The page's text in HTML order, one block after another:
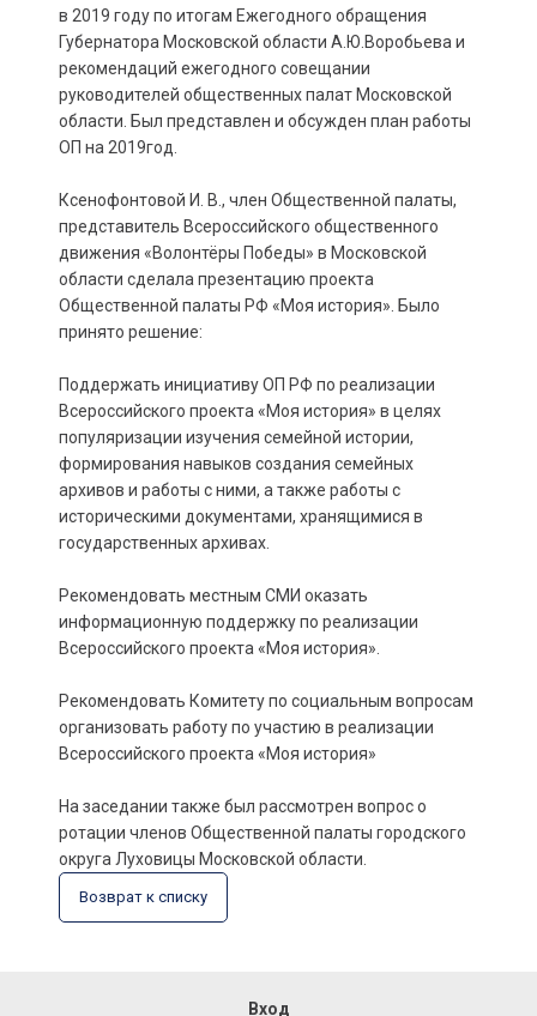
в 2019 году по итогам Ежегодного обращения
Губернатора Московской области А.Ю.Воробьева и
рекомендаций ежегодного совещании
руководителей общественных палат Московской
области. Был представлен и обсужден план работы
ОП на 2019год.
Ксенофонтовой И. В., член Общественной палаты,
представитель Всероссийского общественного
движения «Волонтёры Победы» в Московской
области сделала презентацию проекта
Общественной палаты РФ «Моя история». Было
принято решение:
Поддержать инициативу ОП РФ по реализации
Всероссийского проекта «Моя история» в целях
популяризации изучения семейной истории,
формирования навыков создания семейных
архивов и работы с ними, а также работы с
историческими документами, хранящимися в
государственных архивах.
Рекомендовать местным СМИ оказать
информационную поддержку по реализации
Всероссийского проекта «Моя история».
Рекомендовать Комитету по социальным вопросам
организовать работу по участию в реализации
Всероссийского проекта «Моя история»
На заседании также был рассмотрен вопрос о
ротации членов Общественной палаты городского
округа Луховицы Московской области.
Возврат к списку
Вход